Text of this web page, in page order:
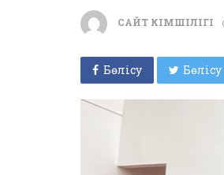
САЙТ ӘКІМШІЛІГІ
Бөлісу Бөлісу